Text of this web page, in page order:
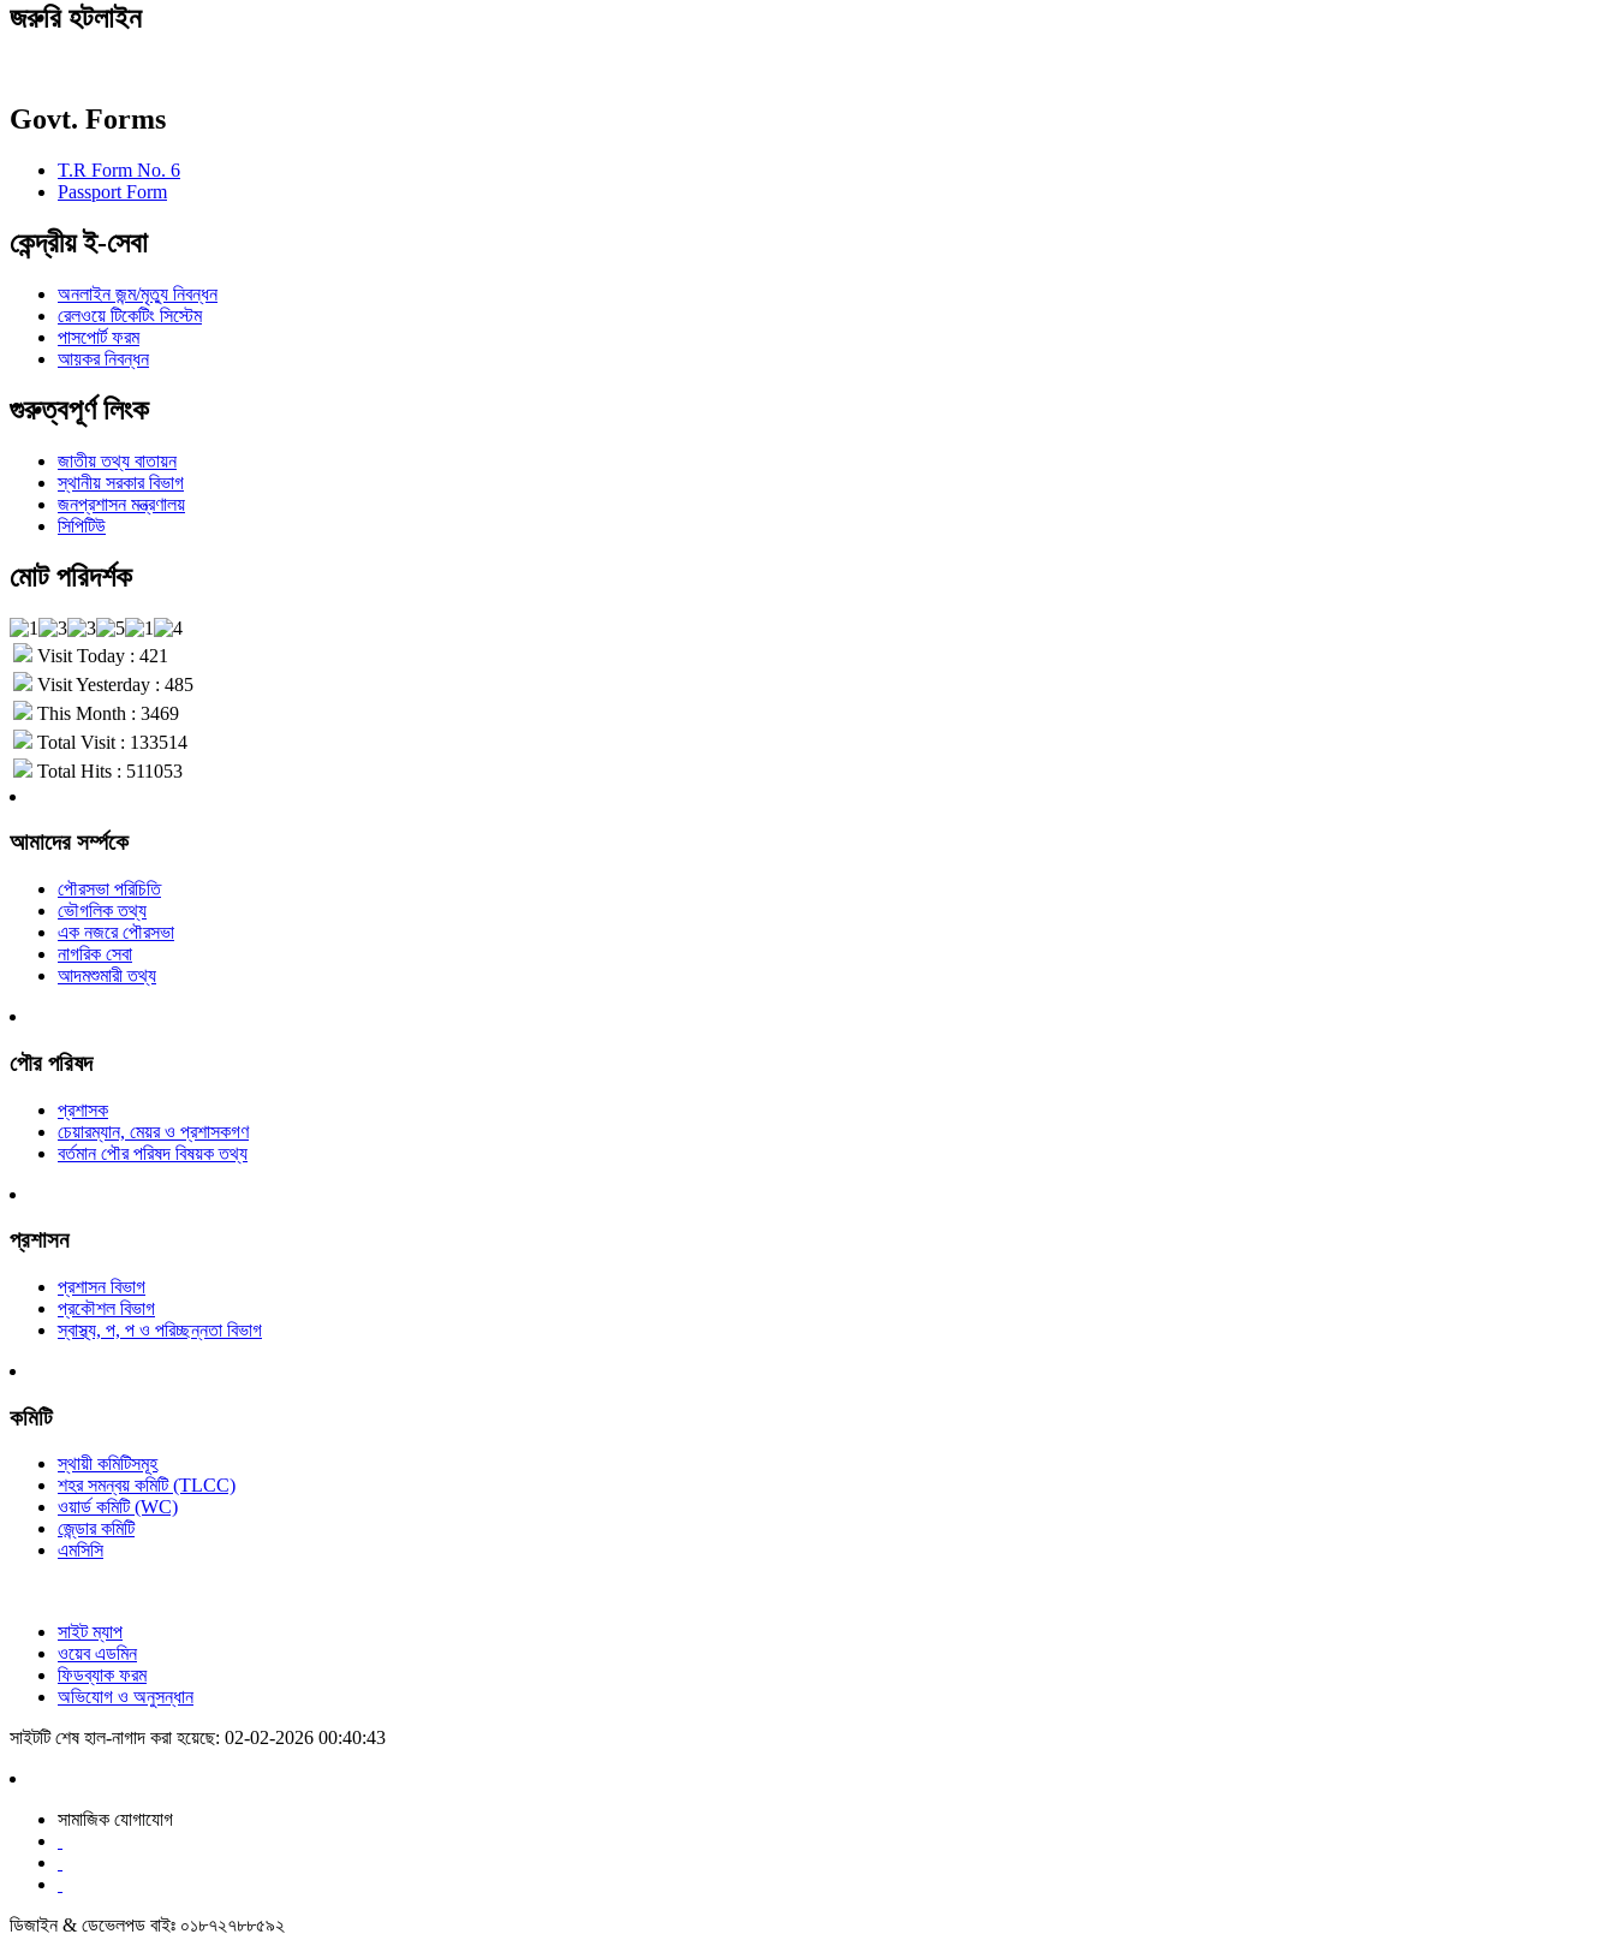
জরুরি হটলাইন
Govt. Forms
T.R Form No. 6
Passport Form
কেন্দ্রীয় ই-সেবা
অনলাইন জন্ম/মৃত্যু নিবন্ধন
রেলওয়ে টিকেটিং সিস্টেম
পাসপোর্ট ফরম
আয়কর নিবন্ধন
গুরুত্বপূর্ণ লিংক
জাতীয় তথ্য বাতায়ন
স্থানীয় সরকার বিভাগ
জনপ্রশাসন মন্ত্রণালয়
সিপিটিউ
মোট পরিদর্শক
Visit Today : 421
Visit Yesterday : 485
This Month : 3469
Total Visit : 133514
Total Hits : 511053
আমাদের সর্ম্পকে
পৌরসভা পরিচিতি
ভৌগলিক তথ্য
এক নজরে পৌরসভা
নাগরিক সেবা
আদমশুমারী তথ্য
পৌর পরিষদ
প্রশাসক
চেয়ারম্যান, মেয়র ও প্রশাসকগণ
বর্তমান পৌর পরিষদ বিষয়ক তথ্য
প্রশাসন
প্রশাসন বিভাগ
প্রকৌশল বিভাগ
স্বাস্থ্য, প, প ও পরিচ্ছন্নতা ‍বিভাগ
কমিটি
স্থায়ী কমিটিসমূহ
শহর সমন্বয় কমিটি (TLCC)
ওয়ার্ড কমিটি (WC)
জে্ন্ডার কমিটি
এমসিসি
সাইট ম্যাপ
ওয়েব এডমিন
ফিডব্যাক ফরম
অভিযোগ ও অনুসন্ধান
সাইটটি শেষ হাল-নাগাদ করা হয়েছে: 02-02-2026 00:40:43
সামাজিক যোগাযোগ
ডিজাইন & ডেভেলপড বাইঃ ০১৮৭২৭৮৮৫৯২